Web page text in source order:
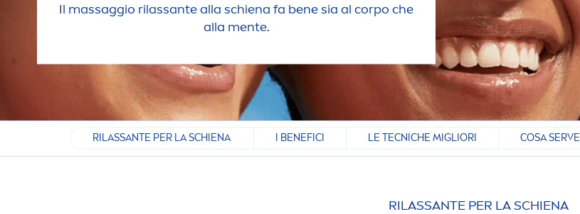
Il massaggio rilassante alla schiena fa bene sia al corpo che
alla mente.
RILASSANTE PER LA SCHIENA I BENEFICI LE TECNICHE MIGLIORI COSA SERVE
RILASSANTE PER LA SCHIENA